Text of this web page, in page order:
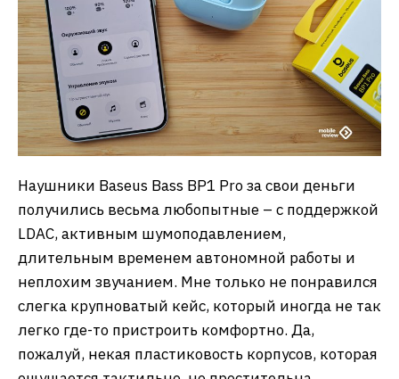
Наушники Baseus Bass BP1 Pro за свои деньги
получились весьма любопытные – с поддержкой
LDAC, активным шумоподавлением,
длительным временем автономной работы и
неплохим звучанием. Мне только не понравился
слегка крупноватый кейс, который иногда не так
легко где-то пристроить комфортно. Да,
пожалуй, некая пластиковость корпусов, которая